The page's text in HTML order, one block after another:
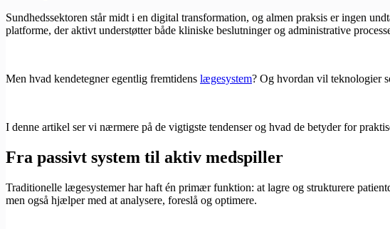
Sundhedssektoren står midt i en digital transformation, og almen praksis er ingen
platforme, der aktivt understøtter både kliniske beslutninger og administrative
Men hvad kendetegner egentlig fremtidens lægesystem? Og hvordan vil teknologier
I denne artikel ser vi nærmere på de vigtigste tendenser og hvad de betyder for
Fra passivt system til aktiv medspiller
Traditionelle lægesystemer har haft én primær funktion: at lagre og strukturere
men også hjælper med at analysere, foreslå og optimere.